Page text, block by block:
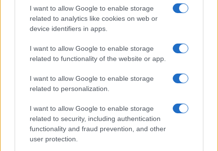
I want to allow Google to enable storage
related to analytics like cookies on web or
device identifiers in apps.
I want to allow Google to enable storage
related to functionality of the website or app.
I want to allow Google to enable storage
related to personalization.
I want to allow Google to enable storage
related to security, including authentication
functionality and fraud prevention, and other
user protection.
Leggi i commenti
SEDUTE SATIRICHE
Vignetta del 07/08/2026
Vai all'archivio delle vignette